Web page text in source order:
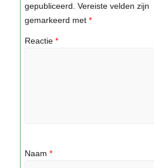
gepubliceerd. Vereiste velden zijn
gemarkeerd met *
Reactie *
Naam *